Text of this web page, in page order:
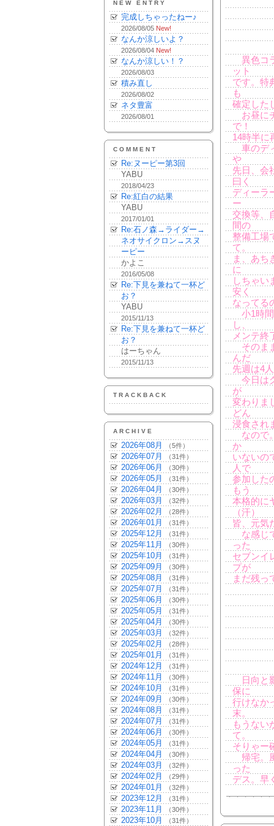
NEW ENTRY
完成しちゃったねー♪
2026/08/05 New!
なんか涼しいよ？
2026/08/04 New!
なんか涼しい！？
2026/08/03
積み直し
2026/08/02
ネタ豊富
2026/08/01
COMMENT
Re:ヌーピー第3回
YABU
2018/04/23
Re:紅白の結果
YABU
2017/01/01
Re:石ノ森→ライダー→
ネオサイクロン→スヌ
ーピー
かよこ
2016/05/08
Re:下見を兼ねて一杯ど
お？
YABU
2015/11/13
Re:下見を兼ねて一杯ど
お？
はーちゃん
2015/11/13
TRACKBACK
ARCHIVE
2026年08月 （5件）
2026年07月 （31件）
2026年06月 （30件）
2026年05月 （31件）
2026年04月 （30件）
2026年03月 （32件）
2026年02月 （28件）
2026年01月 （31件）
2025年12月 （31件）
2025年11月 （30件）
2025年10月 （31件）
2025年09月 （30件）
2025年08月 （31件）
2025年07月 （31件）
2025年06月 （30件）
2025年05月 （31件）
2025年04月 （30件）
2025年03月 （32件）
2025年02月 （28件）
2025年01月 （31件）
2024年12月 （31件）
2024年11月 （30件）
2024年10月 （31件）
2024年09月 （30件）
2024年08月 （31件）
2024年07月 （31件）
2024年06月 （30件）
2024年05月 （31件）
2024年04月 （30件）
2024年03月 （32件）
2024年02月 （29件）
2024年01月 （32件）
2023年12月 （31件）
2023年11月 （30件）
2023年10月 （31件）
異色コ
ット
です。特
も
確定した
お昼に
で！
14時半に
車のデ
や
先日、会
曰く
ディーラ
ー
交換等、
間の
整備工場
て。
ま、あち
に
しちゃい
安く
なってる
小1時間
し、
メンテ終
そのま
んだ
先週は4
今日は
が
変わりま
どん
浸食され
なので
か
いないの
人で
参加した
もう
本格的に
（汗）
皆、元気
な感じ
った
セブンイ
プが
まだ残っ
日向と
保に
行けなか
末。
もうない
て。
そりゃー
帰宅。
った
デス。早